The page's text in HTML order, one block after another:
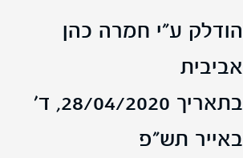
הודלק ע"י חמרה כהן
אביבית
בתאריך 28/04/2020,
ד'
באייר תש"פ